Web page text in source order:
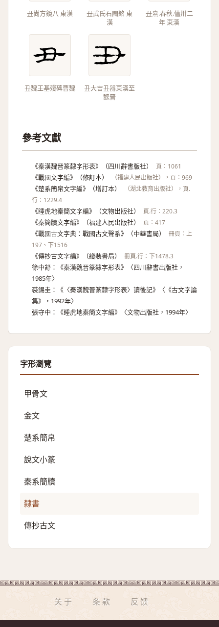
丑尚方鏡八 東漢
丑武氏石闕銘 東
漢
丑熹.春秋.僖卅二
年 東漢
丑魏王基殘碑曹魏
丑大吉丑器東漢至
魏晉
參考文獻
《秦漢魏晉篆隸字形表》（四川辭書版社） 頁：1061
《戰國文字編》（修訂本） （福建人民出版社），頁：969
《楚系簡帛文字編》（增訂本）
（湖北教育出版社），頁.
行：1229.4
《睡虎地秦簡文字編》（文物出版社） 頁.行：220.3
《秦簡牘文字編》（福建人民出版社） 頁：417
《戰國古文字典：戰國古文聲系》（中華書局）
冊頁：上
197、下1516
《傳抄古文字編》（綫裝書局） 冊頁.行：下1478.3
徐中舒：《秦漢魏晉篆隸字形表》〈四川辭書出版社，
1985年〉
裘錫圭：《〈秦漢魏晉篆隸字形表〉讀後記》〈《古文字論
集》，1992年〉
張守中：《睡虎地秦簡文字編》〈文物出版社，1994年〉
字形瀏覽
甲骨文
金文
楚系簡帛
說文小篆
秦系簡牘
隸書
傳抄古文
关于 条款 反馈